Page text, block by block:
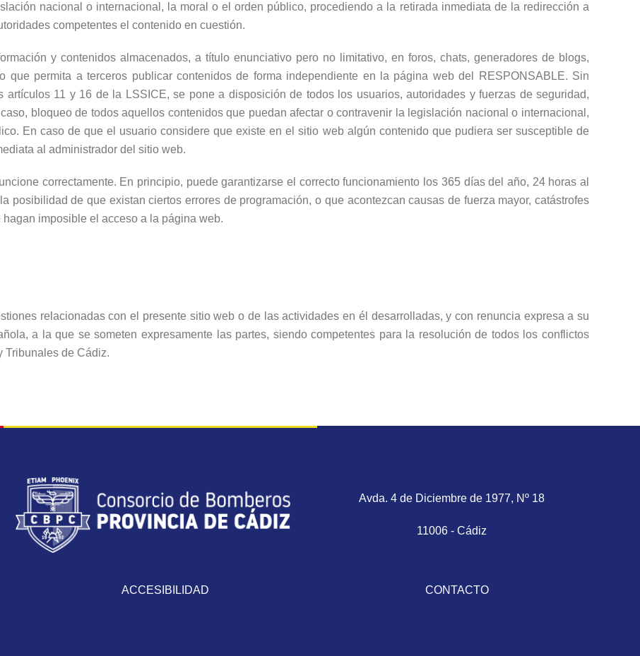
nacional o internacional, la moral o el orden público, procediendo a la retirada inmediata de la redirección a
competentes el contenido en cuestión.
y contenidos almacenados, a título enunciativo pero no limitativo, en foros, chats, generadores de blogs,
que permita a terceros publicar contenidos de forma independiente en la página web del RESPONSABLE. Sin
11 y 16 de la LSSICE, se pone a disposición de todos los usuarios, autoridades y fuerzas de seguridad,
bloqueo de todos aquellos contenidos que puedan afectar o contravenir la legislación nacional o internacional,
En caso de que el usuario considere que existe en el sitio web algún contenido que pudiera ser susceptible de
al administrador del sitio web.
correctamente. En principio, puede garantizarse el correcto funcionamiento los 365 días del año, 24 horas al
posibilidad de que existan ciertos errores de programación, o que acontezcan causas de fuerza mayor, catástrofes
imposible el acceso a la página web.
relacionadas con el presente sitio web o de las actividades en él desarrolladas, y con renuncia expresa a su
a la que se someten expresamente las partes, siendo competentes para la resolución de todos los conflictos
Tribunales de Cádiz.
Avda. 4 de Diciembre de 1977, Nº 18
11006 - Cádiz
ACCESIBILIDAD CONTACTO